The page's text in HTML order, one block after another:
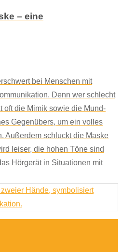
– eine
bei Menschen mit
Denn wer schlecht
oft die Mimik sowie die Mund-
Gegenübers, um ein volles
Außerdem schluckt die Maske
leiser, die hohen Töne sind
Hörgerät in Situationen mit